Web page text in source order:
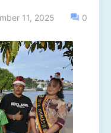
11, 2025 0